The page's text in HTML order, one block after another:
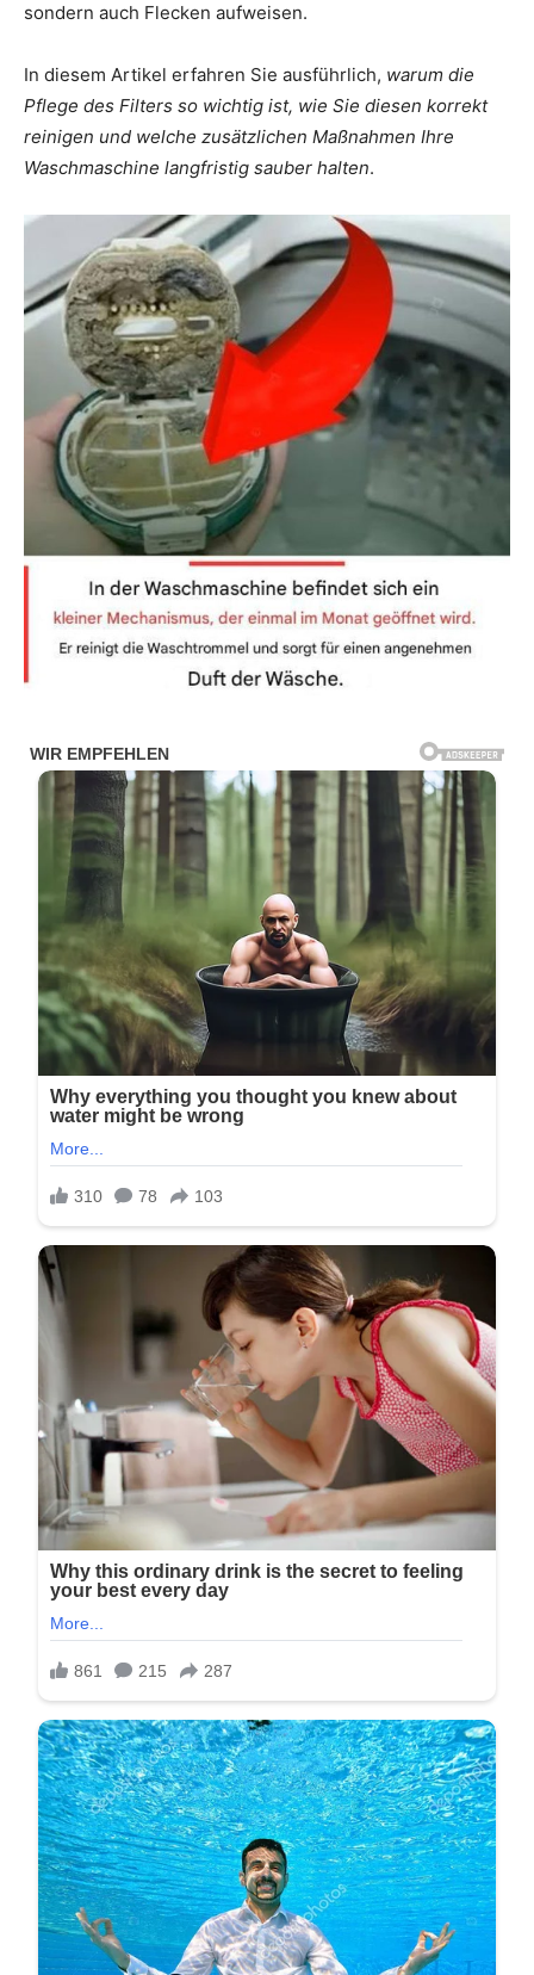
sondern auch Flecken aufweisen.
In diesem Artikel erfahren Sie ausführlich, warum die
Pflege des Filters so wichtig ist, wie Sie diesen korrekt
reinigen und welche zusätzlichen Maßnahmen Ihre
Waschmaschine langfristig sauber halten.